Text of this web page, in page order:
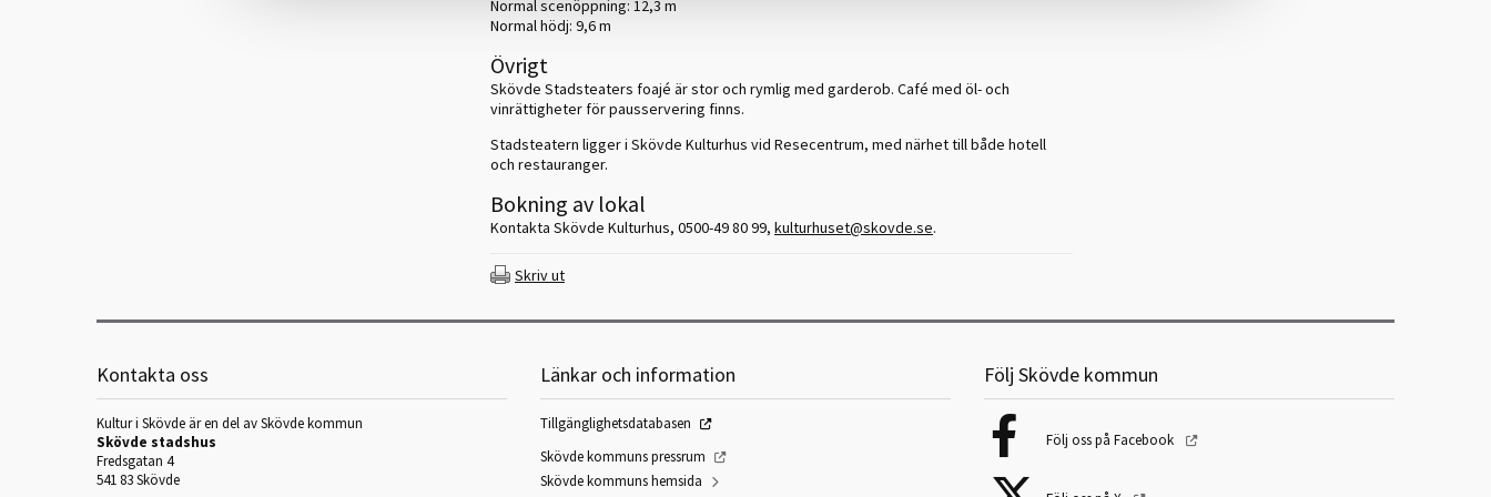
Normal scenöppning: 12,3 m
Normal hödj: 9,6 m
Övrigt
Skövde Stadsteaters foajé är stor och rymlig med garderob. Café med öl- och
vinrättigheter för pausservering finns.
Stadsteatern ligger i Skövde Kulturhus vid Resecentrum, med närhet till både hotell
och restauranger.
Bokning av lokal
Kontakta Skövde Kulturhus, 0500-49 80 99, kulturhuset@skovde.se.
Skriv ut
Kontakta oss
Kultur i Skövde är en del av Skövde kommun
Skövde stadshus
Fredsgatan 4
541 83 Skövde
Länkar och information
Tillgänglighetsdatabasen
Skövde kommuns pressrum
Skövde kommuns hemsida
Följ Skövde kommun
Följ oss på Facebook